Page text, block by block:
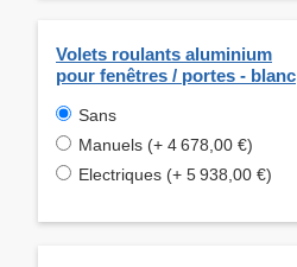
Volets roulants aluminium
pour fenêtres / portes - blanc
Sans
Manuels (+ 4 678,00 €)
Electriques (+ 5 938,00 €)